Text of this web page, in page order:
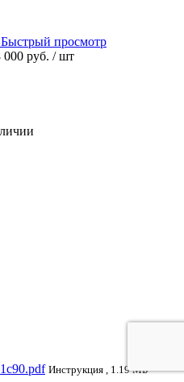
Быстрый просмотр
000 руб. / шт
Инструкция , 1.19 МБ